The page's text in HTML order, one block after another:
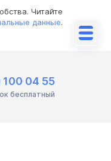
Читайте
данные.
100 04 55
бесплатный